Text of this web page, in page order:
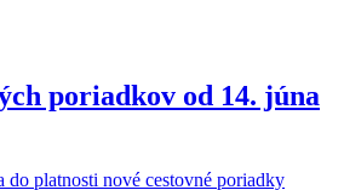
poriadkov od 14. júna
do platnosti nové cestovné poriadky